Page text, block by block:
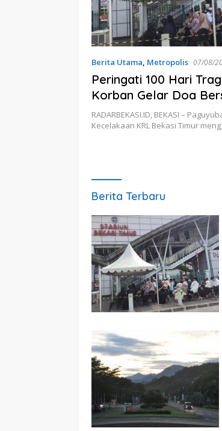
Berita Utama, Metropolis 07/08/
Peringati 100 Hari
Korban Gelar Doa
Bekasi Timur
RADARBEKASI.ID, BEKASI –
Kecelakaan KRL Bekasi Timur
Radarbekasi.id
Berita Terbaru